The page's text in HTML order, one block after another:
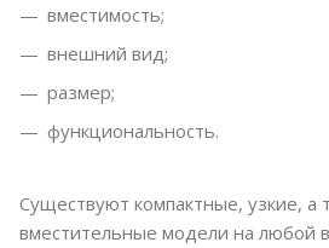
вместимость;
внешний вид;
размер;
функциональность.
Существуют компактные, узкие, а
вместительные модели на любой